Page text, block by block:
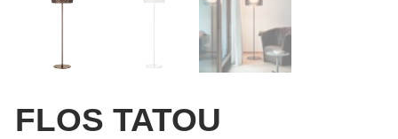
FLOS TATOU